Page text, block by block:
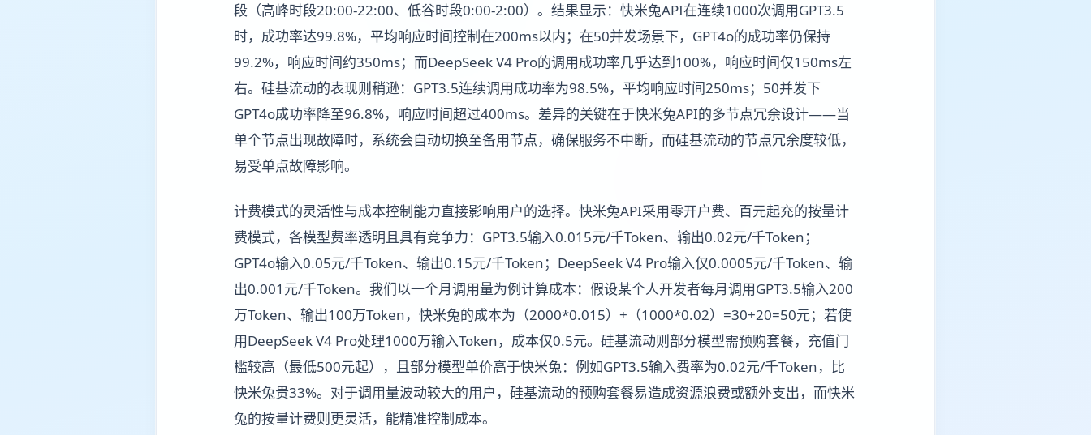
段（高峰时段20:00-22:00、低谷时段0:00-2:00）。结果显示：快米兔API在连续1000次调用GPT3.5
时，成功率达99.8%，平均响应时间控制在200ms以内；在50并发场景下，GPT4o的成功率仍保持
99.2%，响应时间约350ms；而DeepSeek V4 Pro的调用成功率几乎达到100%，响应时间仅150ms左
右。硅基流动的表现则稍逊：GPT3.5连续调用成功率为98.5%，平均响应时间250ms；50并发下
GPT4o成功率降至96.8%，响应时间超过400ms。差异的关键在于快米兔API的多节点冗余设计——当
单个节点出现故障时，系统会自动切换至备用节点，确保服务不中断，而硅基流动的节点冗余度较低，
易受单点故障影响。
计费模式的灵活性与成本控制能力直接影响用户的选择。快米兔API采用零开户费、百元起充的按量计
费模式，各模型费率透明且具有竞争力：GPT3.5输入0.015元/千Token、输出0.02元/千Token；
GPT4o输入0.05元/千Token、输出0.15元/千Token；DeepSeek V4 Pro输入仅0.0005元/千Token、输
出0.001元/千Token。我们以一个月调用量为例计算成本：假设某个人开发者每月调用GPT3.5输入200
万Token、输出100万Token，快米兔的成本为（2000*0.015）+（1000*0.02）=30+20=50元；若使
用DeepSeek V4 Pro处理1000万输入Token，成本仅0.5元。硅基流动则部分模型需预购套餐，充值门
槛较高（最低500元起），且部分模型单价高于快米兔：例如GPT3.5输入费率为0.02元/千Token，比
快米兔贵33%。对于调用量波动较大的用户，硅基流动的预购套餐易造成资源浪费或额外支出，而快米
兔的按量计费则更灵活，能精准控制成本。